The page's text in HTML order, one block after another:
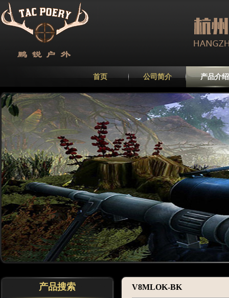
首页 公司简介 产品介绍
产品搜索 V8MLOK-BK